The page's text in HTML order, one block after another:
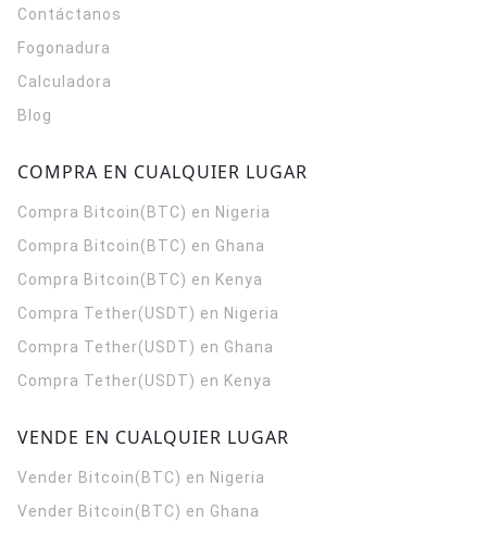
Contáctanos
Fogonadura
Calculadora
Blog
COMPRA EN CUALQUIER LUGAR
Compra Bitcoin(BTC) en Nigeria
Compra Bitcoin(BTC) en Ghana
Compra Bitcoin(BTC) en Kenya
Compra Tether(USDT) en Nigeria
Compra Tether(USDT) en Ghana
Compra Tether(USDT) en Kenya
VENDE EN CUALQUIER LUGAR
Vender Bitcoin(BTC) en Nigeria
Vender Bitcoin(BTC) en Ghana